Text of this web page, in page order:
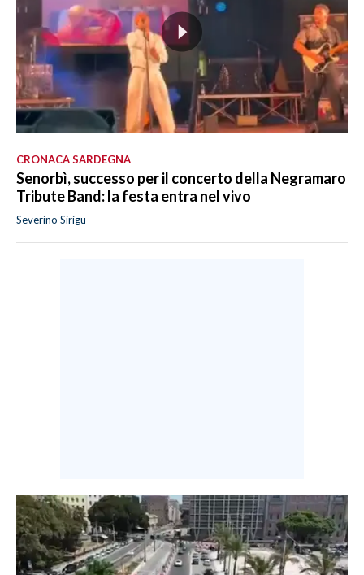
CRONACA SARDEGNA
Senorbì, successo per il concerto della Negramaro
Tribute Band: la festa entra nel vivo
Severino Sirigu